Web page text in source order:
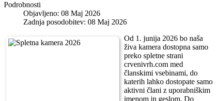
Podrobnosti
Objavljeno: 08 Maj 2026
Zadnja posodobitev: 08 Maj 2026
Od 1. junija 2026 bo naša
živa kamera dostopna samo
preko spletne strani
crvenivrh.com med
članskimi vsebinami, do
katerih lahko dostopate samo
aktivni člani z uporabniškim
imenom in geslom. Do